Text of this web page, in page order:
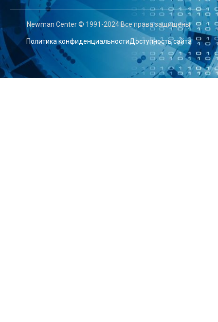
Newman Center © 1991-2024 Все права защищены.
Политика конфиденциальностиДоступность сайта